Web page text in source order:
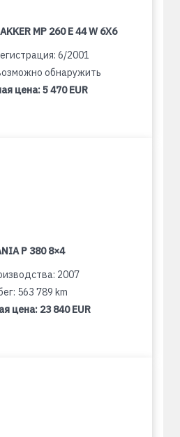
MP 260 E 44 W 6X6
6/2001
обнаружить
цена:5 470 EUR
P 380 8×4
2007
563 789 km
цена: 23 840 EUR